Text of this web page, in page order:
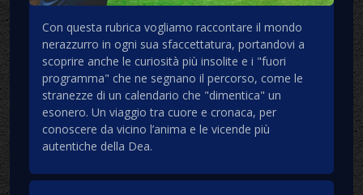
Con questa rubrica vogliamo raccontare il mondo
nerazzurro in ogni sua sfaccettatura, portandovi a
scoprire anche le curiosità più insolite e i "fuori
programma" che ne segnano il percorso, come le
stranezze di un calendario che "dimentica" un
esonero. Un viaggio tra cuore e cronaca, per
conoscere da vicino l’anima e le vicende più
autentiche della Dea.